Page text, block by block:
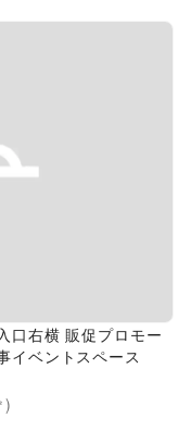
口右横 販促プロモー
イベントスペース
)